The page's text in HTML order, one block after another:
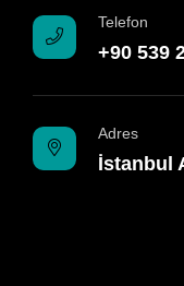
Telefon
+90 539
Adres
İstanbul